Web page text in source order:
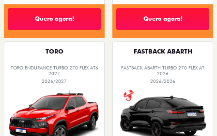
Quero agora! Quero agora!
TORO
TORO ENDURANCE TURBO 270 FLEX AT6
2027
2026/2027
FASTBACK ABARTH
FASTBACK ABARTH TURBO 270 FLEX AT
2026
2026/2026